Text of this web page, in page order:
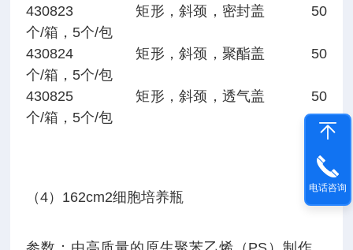
430823 矩形，斜颈，密封盖 50
个/箱，5个/包
430824 矩形，斜颈，聚酯盖 50
个/箱，5个/包
430825 矩形，斜颈，透气盖 50
个/箱，5个/包
（4）162cm2细胞培养瓶
电话咨询